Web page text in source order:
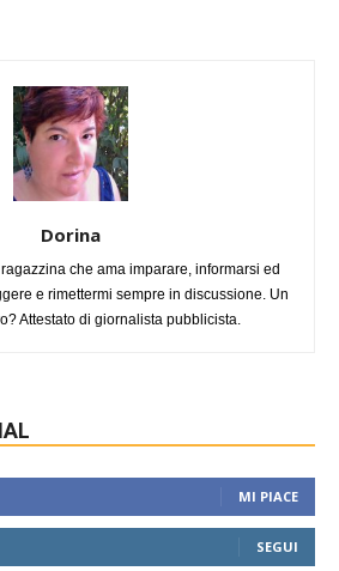
Dorina
che ama imparare, informarsi ed
e rimettermi sempre in discussione. Un
Attestato di giornalista pubblicista.
MI PIACE
SEGUI